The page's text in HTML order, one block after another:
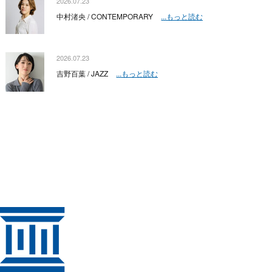
中村渚央 / CONTEMPORARY ...もっと読む
2026.07.23
吉野百葉 / JAZZ ...もっと読む